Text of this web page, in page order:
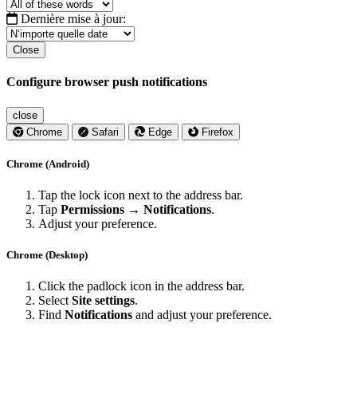
Dernière mise à jour:
Close
Configure browser push notifications
close
Chrome
Safari Edge Firefox
Chrome (Android)
Tap the lock icon next to the address bar.
Tap Permissions → Notifications.
Adjust your preference.
Chrome (Desktop)
Click the padlock icon in the address bar.
Select Site settings.
Find Notifications and adjust your preference.